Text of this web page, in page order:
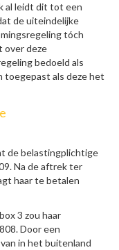
al leidt dit tot een
de uiteindelijke
tóch
over deze
bedoeld als
toegepast als deze het
de belastingplichtige
Na de aftrek ter
haar te betalen
3 zou haar
Door een
in het buitenland